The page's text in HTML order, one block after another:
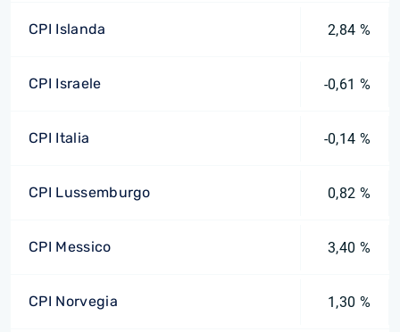
CPI Islanda 2,84 %
CPI Israele -0,61 %
CPI Italia -0,14 %
CPI Lussemburgo 0,82 %
CPI Messico 3,40 %
CPI Norvegia 1,30 %